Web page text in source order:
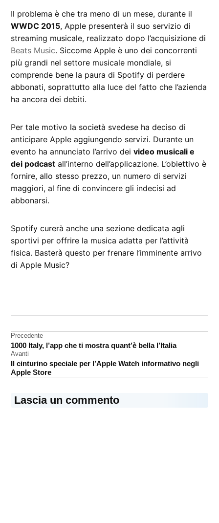
Il problema è che tra meno di un mese, durante il
WWDC 2015, Apple presenterà il suo servizio di
streaming musicale, realizzato dopo l’acquisizione di
Beats Music. Siccome Apple è uno dei concorrenti
più grandi nel settore musicale mondiale, si
comprende bene la paura di Spotify di perdere
abbonati, soprattutto alla luce del fatto che l’azienda
ha ancora dei debiti.
Per tale motivo la società svedese ha deciso di
anticipare Apple aggiungendo servizi. Durante un
evento ha annunciato l’arrivo deivideo musicali e
dei podcast all’interno dell’applicazione. L’obiettivo è
fornire, allo stesso prezzo, un numero di servizi
maggiori, al fine di convincere gli indecisi ad
abbonarsi.
Spotify curerà anche una sezione dedicata agli
sportivi per offrire la musica adatta per l’attività
fisica. Basterà questo per frenare l’imminente arrivo
di Apple Music?
Spotify
Navigazione
articoli
Precedente
1000 Italy, l’app che ti mostra quant’è bella l’Italia
Avanti
Il cinturino speciale per l’Apple Watch informativo negli
Apple Store
Lascia un commento